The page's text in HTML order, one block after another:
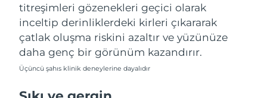
titreşimleri gözenekleri geçici olarak
inceltip derinliklerdeki kirleri çıkararak
çatlak oluşma riskini azaltır ve yüzünüze
daha genç bir görünüm kazandırır.
Üçüncü şahıs klinik deneylerine dayalıdır
İsviçre Tahmini teslim tarihi
Tayvan Tahmini teslim tarihi
Tayland Tahmini teslim tarihi